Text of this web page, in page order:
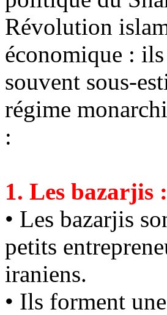
Révolution
économique :
souvent sous-
régime
:
1. Les bazarjis
• Les bazarjis
petits
iraniens.
• Ils forment